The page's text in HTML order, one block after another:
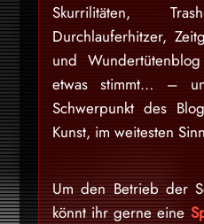
Skurrilitäten,
Durchlauferhitzer,
und
etwas stimmt… –
Schwerpunkt des
Kunst, im weitesten
Um den Betrieb der
könnt ihr gerne eine